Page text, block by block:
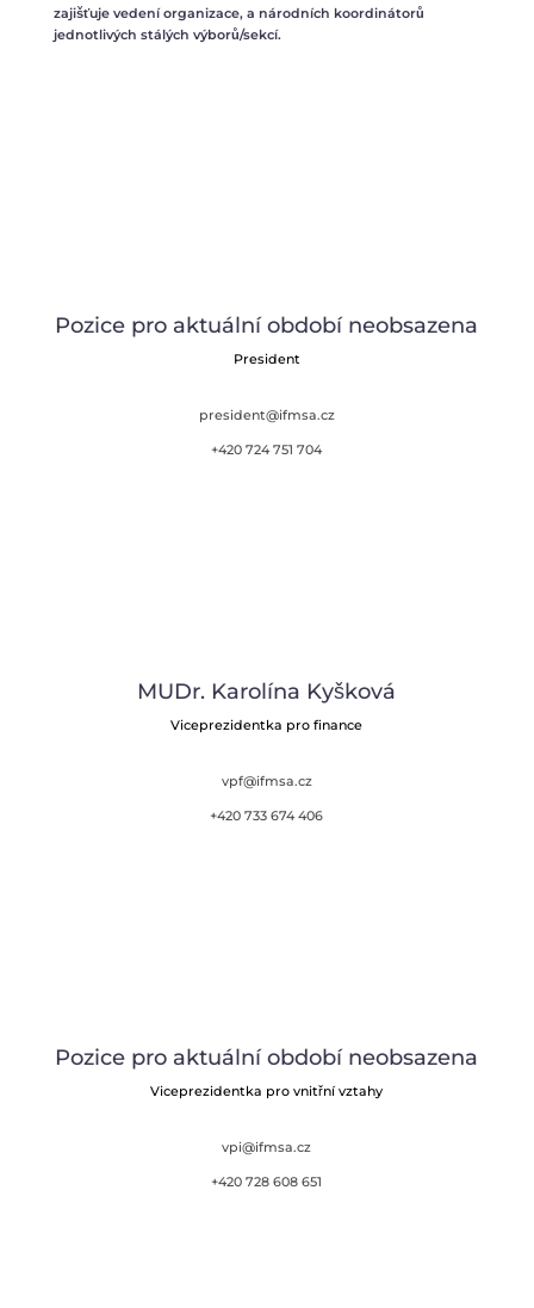
zajišťuje vedení organizace, a národních koordinátorů
jednotlivých stálých výborů/sekcí.
Pozice pro aktuální období neobsazena
President
president@ifmsa.cz
+420 724 751 704
MUDr. Karolína Kyšková
Viceprezidentka pro finance
vpf@ifmsa.cz
+420 733 674 406
Pozice pro aktuální období neobsazena
Viceprezidentka pro vnitřní vztahy
vpi@ifmsa.cz
+420 728 608 651